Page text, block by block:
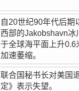
自20世纪90年代后期
西部的Jakobshavn冰
于全球海平面上升0.6
加速萎缩。
联合国秘书长对美国
定》表示失望。